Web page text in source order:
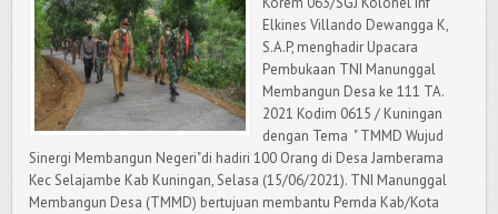
Elkines Villando Dewangga K,
S.A.P, menghadir Upacara
Pembukaan TNI Manunggal
Membangun Desa ke 111 TA.
2021 Kodim 0615 / Kuningan
dengan Tema " TMMD Wujud
Sinergi Membangun Negeri"di hadiri 100 Orang di Desa Jamberama
Kec Selajambe Kab Kuningan, Selasa (15/06/2021). TNI Manunggal
Membangun Desa (TMMD) bertujuan membantu Pemda Kab/Kota